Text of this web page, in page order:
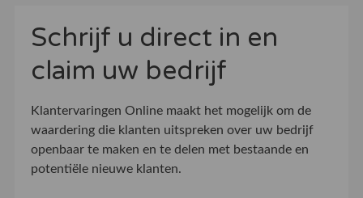
Schrijf u direct in en
claim uw bedrijf
Klantervaringen Online maakt het mogelijk om de
waardering die klanten uitspreken over uw bedrijf
openbaar te maken en te delen met bestaande en
potentiële nieuwe klanten.